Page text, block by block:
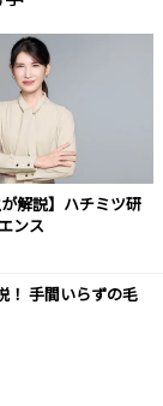
が解説】ハチミツ研
ンス
！ 手間いらずの毛